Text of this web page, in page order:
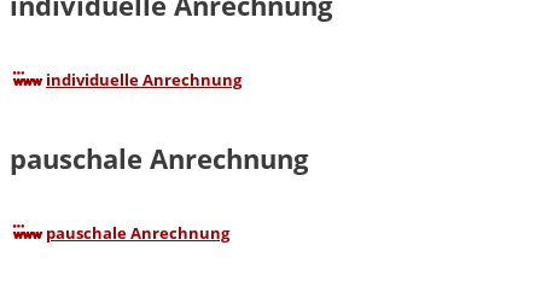
individuelle Anrechnung
pauschale Anrechnung
pauschale Anrechnung